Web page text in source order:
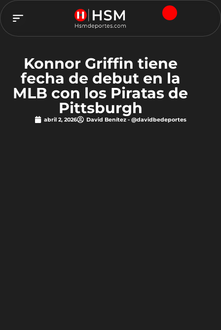
Konnor Griffin tiene
fecha de debut en la
MLB con los Piratas de
Pittsburgh
abril 2, 2026 David Benítez - @davidbedeportes